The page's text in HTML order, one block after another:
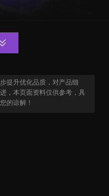
提升优化品质，对产品细
，本页面资料仅供参考，具
的谅解！